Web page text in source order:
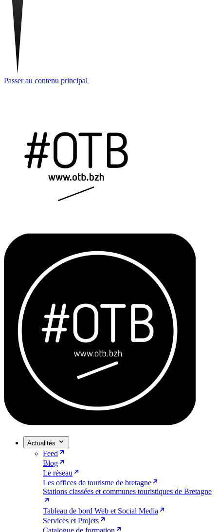
Passer au contenu principal
Actualités
Feed
Blog
Le réseau
Les offices de tourisme de bretagne
Stations classées et communes touristiques de Bretagne
Tableau de bord Web et Social Media
Services et Projets
Catalogue de formation